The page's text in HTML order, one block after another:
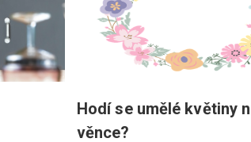
Hodí se umělé květiny
věnce?